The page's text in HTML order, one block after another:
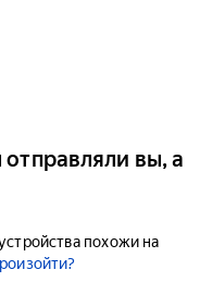
вы, а
похожи на